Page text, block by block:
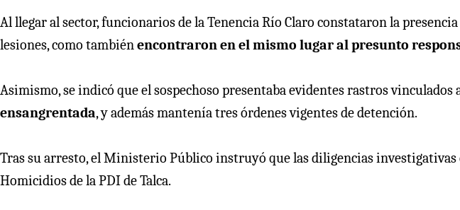
Al llegar al sector, funcionarios de la Tenencia Río Claro constataron la
lesiones, como tambiénencontraron en el mismo lugar al presunto
Asimismo, se indicó que el sospechoso presentaba evidentes rastros vinculados
ensangrentada, y además mantenía tres órdenes vigentes de detención.
Tras su arresto, el Ministerio Público instruyó que las diligencias investigativas
Homicidios de la PDI de Talca.